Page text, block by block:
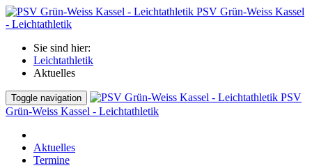
PSV Grün-Weiss Kassel
- Leichtathletik
Sie sind hier:
Leichtathletik
Aktuelles
Toggle navigation
PSV
Grün-Weiss Kassel - Leichtathletik
Aktuelles
Termine